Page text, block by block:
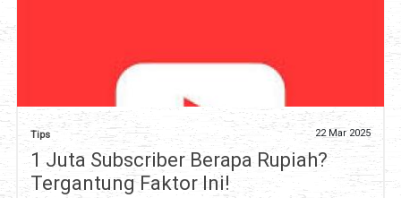
Tips 22 Mar 2025
1 Juta Subscriber Berapa Rupiah?
Tergantung Faktor Ini!